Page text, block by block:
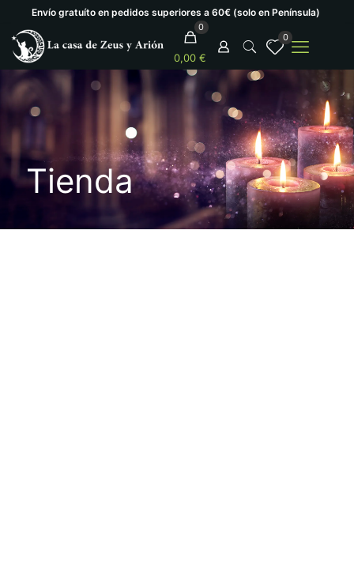
Envío gratuíto en pedidos superiores a 60€ (solo en Península)
0
0,00 €
0
Tienda